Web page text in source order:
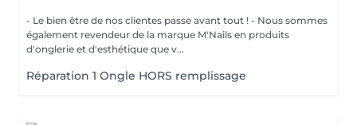
- Le bien être de nos clientes passe avant tout ! - Nous sommes
également revendeur de la marque M'Nails en produits
d'onglerie et d'esthétique que v...
Réparation 1 Ongle HORS remplissage